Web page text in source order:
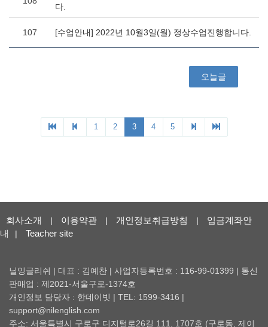
회사소개 | 이용약관 | 개인정보취급방침 |
입금계좌안
내
| Teacher site
닐잉글리쉬 | 대표 : 김예찬 | 사업자등록번호 : 116-99-01399 | 통신
판매업 : 제2021-서울구로-1374호
개인정보 담당자 : 한데이빗 | TEL: 1599-3416 |
support@nilenglish.com
주소: 서울특별시 구로구 디지털로26길 111, 1707호 (구로동, 제이